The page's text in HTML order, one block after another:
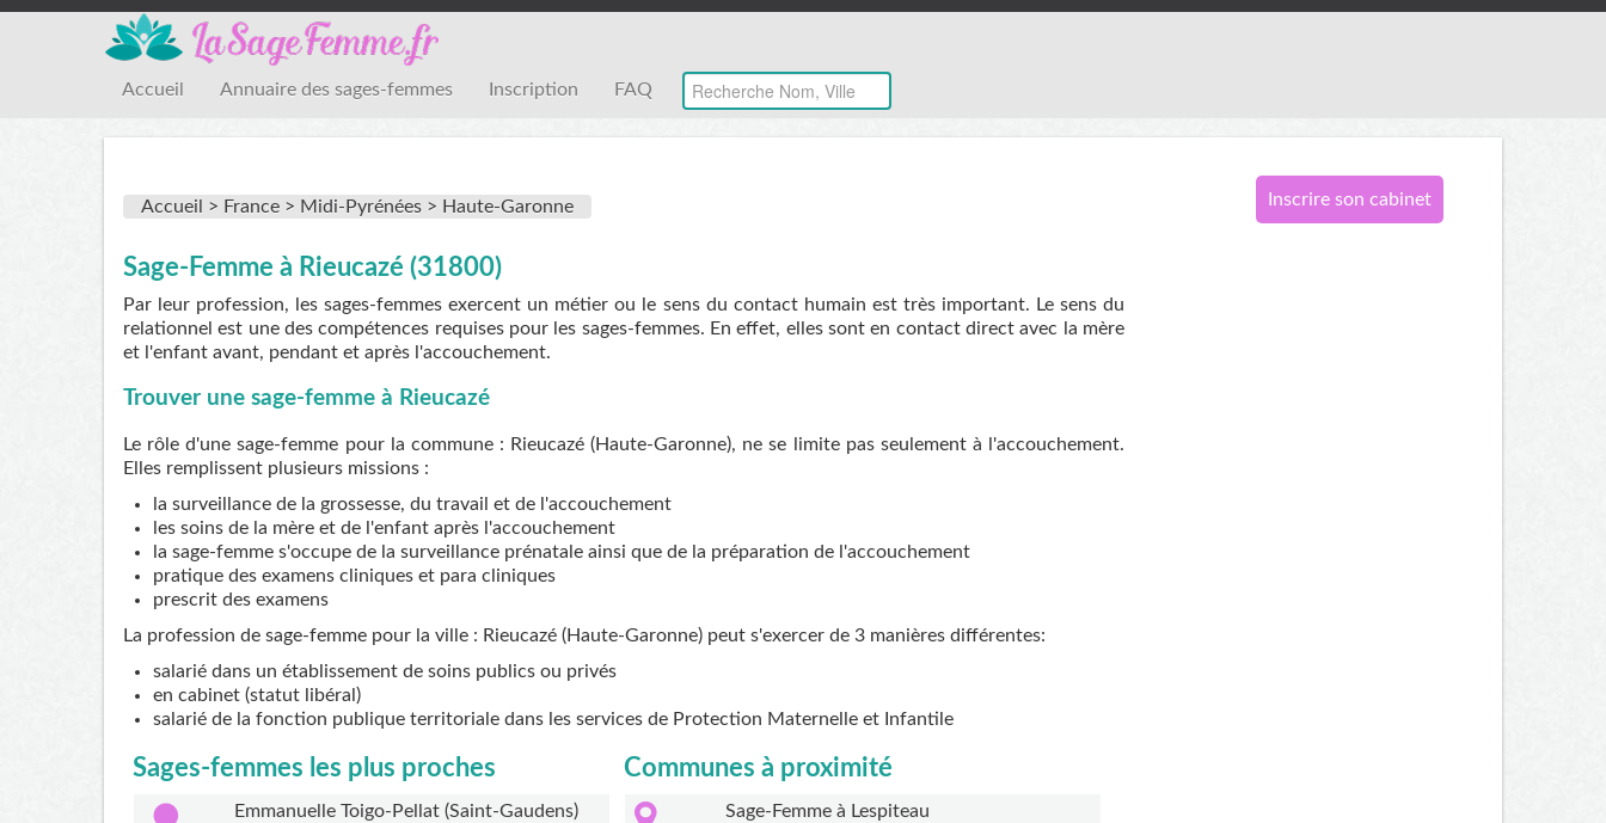
Accueil Annuaire des sages-femmes Inscription FAQ
Accueil > France > Midi-Pyrénées > Haute-Garonne
Sage-Femme à Rieucazé (31800)
Par leur profession, les sages-femmes exercent un métier ou le sens du contact humain est très important. Le sens du
relationnel est une des compétences requises pour les sages-femmes. En effet, elles sont en contact direct avec la mère
et l'enfant avant, pendant et après l'accouchement.
Trouver une sage-femme à Rieucazé
Le rôle d'une sage-femme pour la commune : Rieucazé (Haute-Garonne), ne se limite pas seulement à l'accouchement.
Elles remplissent plusieurs missions :
la surveillance de la grossesse, du travail et de l'accouchement
les soins de la mère et de l'enfant après l'accouchement
la sage-femme s'occupe de la surveillance prénatale ainsi que de la préparation de l'accouchement
pratique des examens cliniques et para cliniques
prescrit des examens
La profession de sage-femme pour la ville : Rieucazé (Haute-Garonne) peut s'exercer de 3 manières différentes:
salarié dans un établissement de soins publics ou privés
en cabinet (statut libéral)
salarié de la fonction publique territoriale dans les services de Protection Maternelle et Infantile
Sages-femmes les plus proches
Emmanuelle Toigo-Pellat (Saint-Gaudens)
Communes à proximité
Sage-Femme à Lespiteau
Inscrire son cabinet